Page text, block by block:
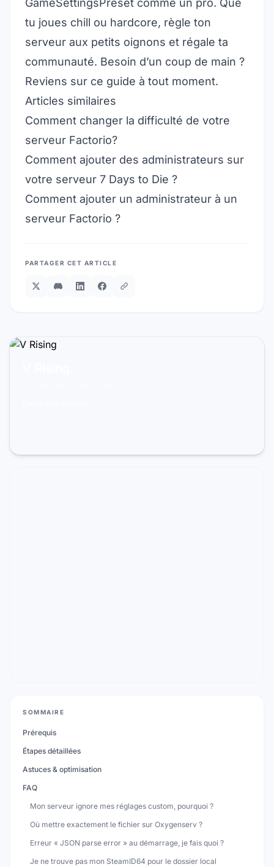
GameSettingsPreset comme un pro. Que
tu joues chill ou hardcore, règle ton
serveur aux petits oignons et régale ta
communauté. Besoin d’un coup de main ?
Reviens sur ce guide à tout moment.
Articles similaires
Comment changer la difficulté de votre
serveur Factorio?
Comment ajouter des administrateurs sur
votre serveur 7 Days to Die ?
Comment ajouter un administrateur à un
serveur Factorio ?
PARTAGER CET ARTICLE
SOMMAIRE
Prérequis
Étapes détaillées
Astuces & optimisation
FAQ
Mon serveur ignore mes réglages custom, pourquoi ?
Où mettre exactement le fichier sur Oxygenserv ?
Erreur « JSON parse error » au démarrage, je fais quoi ?
Je ne trouve pas mon SteamID64 pour le dossier local